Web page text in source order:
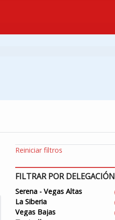
Reiniciar filtros
FILTRAR POR DELEGACIÓN